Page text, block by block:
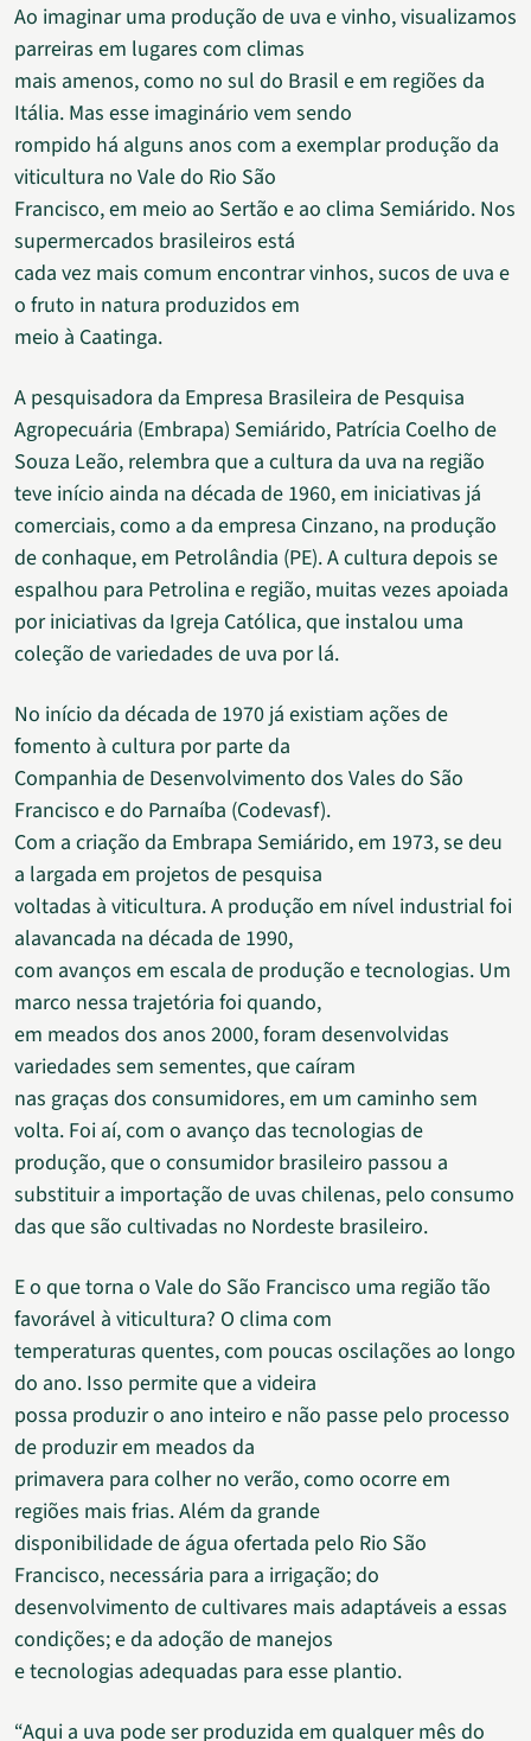
Ao imaginar uma produção de uva e vinho, visualizamos
parreiras em lugares com climas
mais amenos, como no sul do Brasil e em regiões da
Itália. Mas esse imaginário vem sendo
rompido há alguns anos com a exemplar produção da
viticultura no Vale do Rio São
Francisco, em meio ao Sertão e ao clima Semiárido. Nos
supermercados brasileiros está
cada vez mais comum encontrar vinhos, sucos de uva e
o fruto in natura produzidos em
meio à Caatinga.
A pesquisadora da Empresa Brasileira de Pesquisa
Agropecuária (Embrapa) Semiárido, Patrícia Coelho de
Souza Leão, relembra que a cultura da uva na região
teve início ainda na década de 1960, em iniciativas já
comerciais, como a da empresa Cinzano, na produção
de conhaque, em Petrolândia (PE). A cultura depois se
espalhou para Petrolina e região, muitas vezes apoiada
por iniciativas da Igreja Católica, que instalou uma
coleção de variedades de uva por lá.
No início da década de 1970 já existiam ações de
fomento à cultura por parte da
Companhia de Desenvolvimento dos Vales do São
Francisco e do Parnaíba (Codevasf).
Com a criação da Embrapa Semiárido, em 1973, se deu
a largada em projetos de pesquisa
voltadas à viticultura. A produção em nível industrial foi
alavancada na década de 1990,
com avanços em escala de produção e tecnologias. Um
marco nessa trajetória foi quando,
em meados dos anos 2000, foram desenvolvidas
variedades sem sementes, que caíram
nas graças dos consumidores, em um caminho sem
volta. Foi aí, com o avanço das tecnologias de
produção, que o consumidor brasileiro passou a
substituir a importação de uvas chilenas, pelo consumo
das que são cultivadas no Nordeste brasileiro.
E o que torna o Vale do São Francisco uma região tão
favorável à viticultura? O clima com
temperaturas quentes, com poucas oscilações ao longo
do ano. Isso permite que a videira
possa produzir o ano inteiro e não passe pelo processo
de produzir em meados da
primavera para colher no verão, como ocorre em
regiões mais frias. Além da grande
disponibilidade de água ofertada pelo Rio São
Francisco, necessária para a irrigação; do
desenvolvimento de cultivares mais adaptáveis a essas
condições; e da adoção de manejos
e tecnologias adequadas para esse plantio.
“Aqui a uva pode ser produzida em qualquer mês do